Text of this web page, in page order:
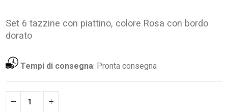
Set 6 tazzine con piattino, colore Rosa con bordo
dorato
Tempi di consegna: Pronta consegna